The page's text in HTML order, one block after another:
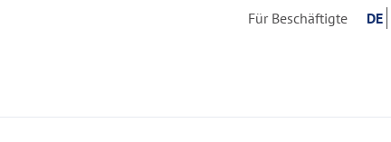
Für Beschäftigte DE